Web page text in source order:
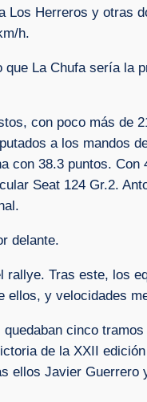
Los Herreros y otras
h.
La Chufa sería la
con poco más de
a los mandos
con 38.3 puntos.
Seat 124 Gr.2.
delante.
rallye. Tras este, los
y velocidades
cinco
de la XXII
ellos Javier Guerrero